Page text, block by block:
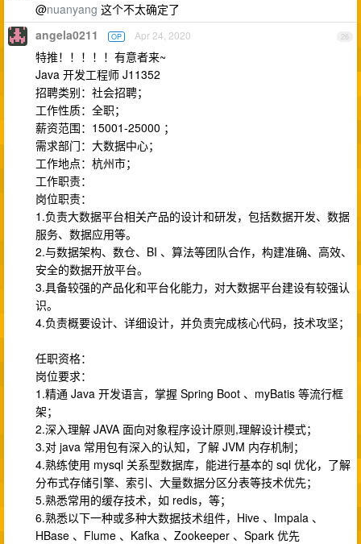
@nuanyang 这个不太确定了
26
angela0211 OP Apr 24, 2020
特推！！！！！有意者来~
Java 开发工程师 J11352
招聘类别：社会招聘；
工作性质：全职；
薪资范围：15001-25000 ；
需求部门：大数据中心；
工作地点：杭州市；
工作职责：
岗位职责：
1.负责大数据平台相关产品的设计和研发，包括数据开发、数据
服务、数据应用等。
2.与数据架构、数仓、BI 、算法等团队合作，构建准确、高效、
安全的数据开放平台。
3.具备较强的产品化和平台化能力，对大数据平台建设有较强认
识。
4.负责概要设计、详细设计，并负责完成核心代码，技术攻坚；
任职资格：
岗位要求：
1.精通 Java 开发语言，掌握 Spring Boot 、myBatis 等流行框
架；
2.深入理解 JAVA 面向对象程序设计原则,理解设计模式；
3.对 java 常用包有深入的认知，了解 JVM 内存机制；
4.熟练使用 mysql 关系型数据库，能进行基本的 sql 优化，了解
分布式存储引擎、索引、大量数据分区分表等技术优先；
5.熟悉常用的缓存技术，如 redis，等；
6.熟悉以下一种或多种大数据技术组件，Hive 、Impala 、
HBase 、Flume 、Kafka 、Zookeeper 、Spark 优先